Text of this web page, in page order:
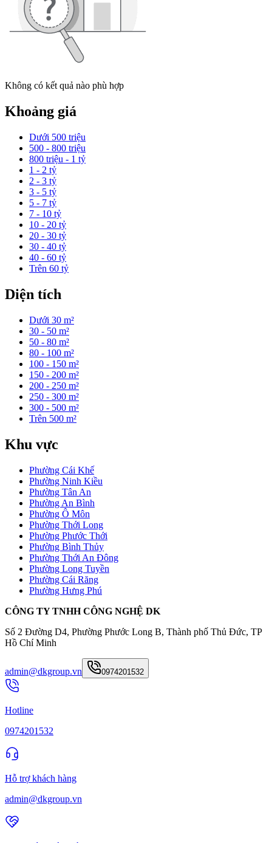
Không có kết quả nào phù hợp
Khoảng giá
Dưới 500 triệu
500 - 800 triệu
800 triệu - 1 tỷ
1 - 2 tỷ
2 - 3 tỷ
3 - 5 tỷ
5 - 7 tỷ
7 - 10 tỷ
10 - 20 tỷ
20 - 30 tỷ
30 - 40 tỷ
40 - 60 tỷ
Trên 60 tỷ
Diện tích
Dưới 30 m²
30 - 50 m²
50 - 80 m²
80 - 100 m²
100 - 150 m²
150 - 200 m²
200 - 250 m²
250 - 300 m²
300 - 500 m²
Trên 500 m²
Khu vực
Phường Cái Khế
Phường Ninh Kiều
Phường Tân An
Phường An Bình
Phường Ô Môn
Phường Thới Long
Phường Phước Thới
Phường Bình Thủy
Phường Thới An Đông
Phường Long Tuyền
Phường Cái Răng
Phường Hưng Phú
CÔNG TY TNHH CÔNG NGHỆ DK
Số 2 Đường D4, Phường Phước Long B, Thành phố Thủ Đức, TP
Hồ Chí Minh
admin@dkgroup.vn 0974201532
Hotline
0974201532
Hỗ trợ khách hàng
admin@dkgroup.vn